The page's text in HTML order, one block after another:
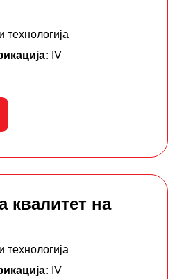
технологија
IV
квалитет на
технологија
IV